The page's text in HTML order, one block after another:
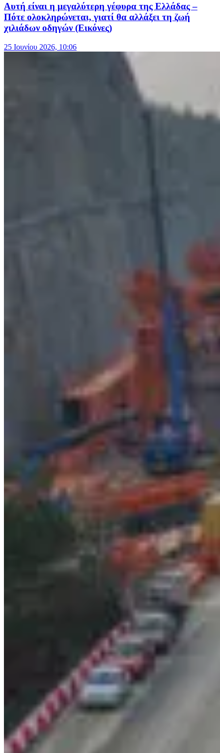
Αυτή είναι η μεγαλύτερη γέφυρα της Ελλάδας –
Πότε ολοκληρώνεται, γιατί θα αλλάξει τη ζωή
χιλιάδων οδηγών (Εικόνες)
25 Ιουνίου 2026, 10:06